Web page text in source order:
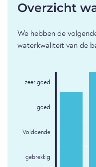
Overzicht
We hebben de
waterkwaliteit van de
zeer goed
goed
Voldoende
gebrekkig